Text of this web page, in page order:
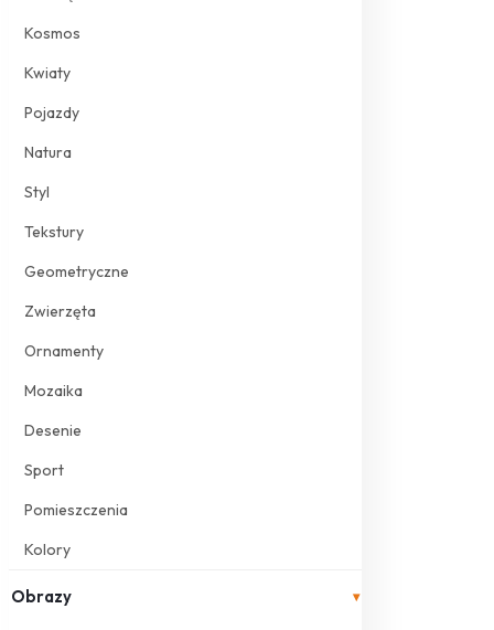
Kosmos
Kwiaty
Pojazdy
Natura
Styl
Tekstury
Geometryczne
Zwierzęta
Ornamenty
Mozaika
Desenie
Sport
Pomieszczenia
Kolory
Obrazy ▾